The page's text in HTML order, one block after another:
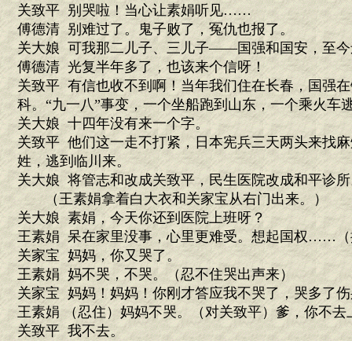
关致平 别哭啦！当心让素娟听见……
傅德清 别难过了。鬼子败了，冤仇也报了。
关大娘 可我那二儿子、三儿子——国强和国安，至今
傅德清 光复半年多了，也该来个信呀！
关致平 有信也收不到啊！当年我们住在长春，国强
科。“九一八”事变，一个坐船跑到山东，一个乘火车
关大娘 十四年没有来一个字。
关致平 他们这一走不打紧，日本宪兵三天两头来找
姓，逃到临川来。
关大娘 将管志和改成关致平，民生医院改成和平诊
（王素娟拿着白大衣和关家宝从右门出来。）
关大娘 素娟，今天你还到医院上班呀？
王素娟 呆在家里没事，心里更难受。想起国权……（
关家宝 妈妈，你又哭了。
王素娟 妈不哭，不哭。（忍不住哭出声来）
关家宝 妈妈！妈妈！你刚才答应我不哭了，哭多了
王素娟 （忍住）妈妈不哭。（对关致平）爹，你不去
关致平 我不去。